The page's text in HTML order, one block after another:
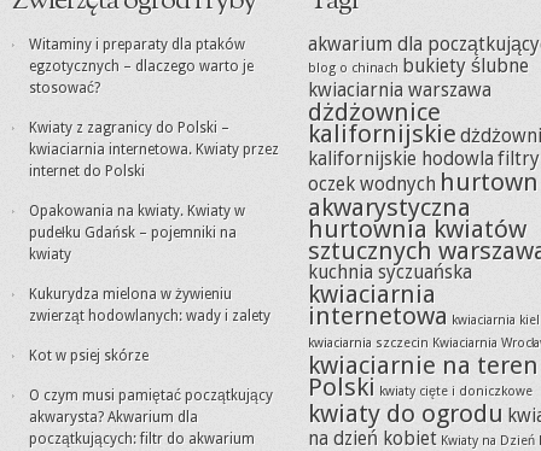
Witaminy i preparaty dla ptaków
egzotycznych – dlaczego warto je
stosować?
Kwiaty z zagranicy do Polski –
kwiaciarnia internetowa. Kwiaty przez
internet do Polski
Opakowania na kwiaty. Kwiaty w
pudełku Gdańsk – pojemniki na
kwiaty
Kukurydza mielona w żywieniu
zwierząt hodowlanych: wady i zalety
Kot w psiej skórze
O czym musi pamiętać początkujący
akwarysta? Akwarium dla
początkujących: filtr do akwarium
akwarium dla
blog o chinach bukiety ślubne
kwiaciarnia warszawa
dżdżownice
kalifornijskie
kalifornijskie hodowla filtry
oczek wodnych
akwarystyczna
hurtownia kwiatów
sztucznych
kuchnia syczuańska
kwiaciarnia
internetowa kwiaciarnia
kwiaciarnia szczecin Kwiaciarnia
kwiaciarnie na
Polski kwiaty cięte i doniczkowe
kwiaty do ogrodu
na dzień kobiet Kwiaty na Dzień